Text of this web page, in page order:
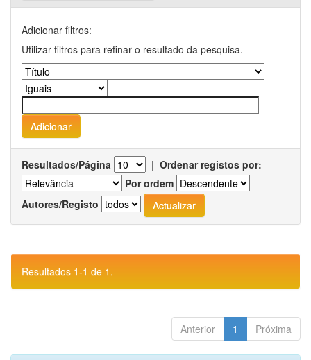
Adicionar filtros:
Utilizar filtros para refinar o resultado da pesquisa.
Resultados/Página | Ordenar registos por:
Por ordem
Autores/Registo
Resultados 1-1 de 1.
Anterior 1 Próxima